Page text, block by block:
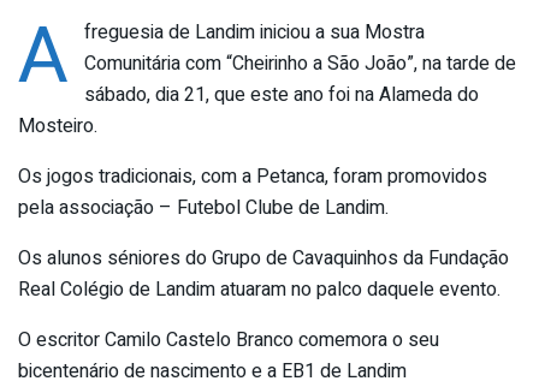
A freguesia de Landim iniciou a sua Mostra
Comunitária com “Cheirinho a São João”, na tarde de
sábado, dia 21, que este ano foi na Alameda do
Mosteiro.
Os jogos tradicionais, com a Petanca, foram promovidos
pela associação – Futebol Clube de Landim.
Os alunos séniores do Grupo de Cavaquinhos da Fundação
Real Colégio de Landim atuaram no palco daquele evento.
O escritor Camilo Castelo Branco comemora o seu
bicentenário de nascimento e a EB1 de Landim